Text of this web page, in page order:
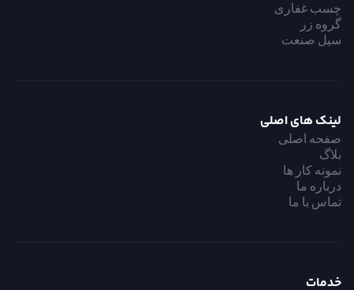
چاپ دیجیتال
کارتن بسته بندی
جعبه مقوایی
چاپ ست اداری
پوستر
چسب غفاری
گروه زر
سیل صنعت
لینک های اصلی
صفحه اصلی
بلاگ
نمونه کار ها
درباره ما
تماس با ما
خدمات